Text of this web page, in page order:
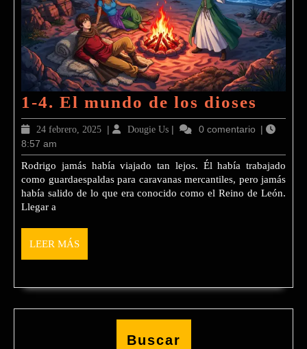
1-4. El mundo de los dioses
4.
de
24 febrero, 202524
2025
| Dougie UsDougie
| 0 comentario |
8:57 am
Rodrigo jamás había viajado tan lejos. Él había trabajado
como guardaespaldas para caravanas mercantiles, pero jamás
había salido de lo que era conocido como el Reino de León.
Llegar a
LEER MÁSLEER
MÁS
Buscar